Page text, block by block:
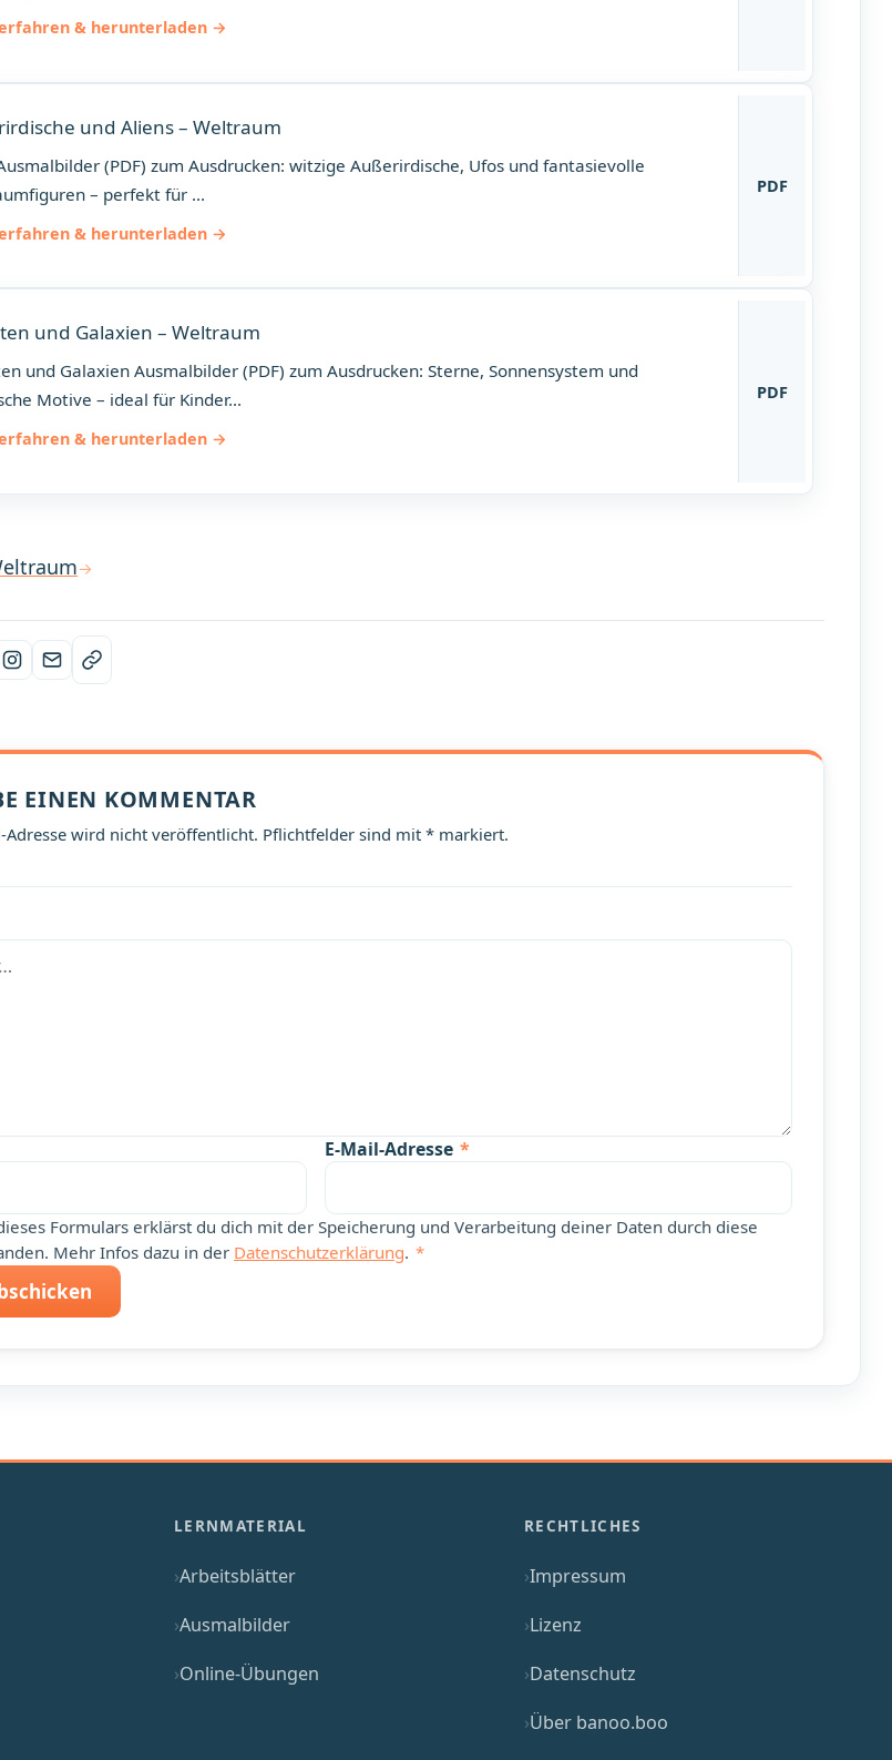
& herunterladen
und Aliens – Weltraum
(PDF) zum Ausdrucken: witzige Außerirdische, Ufos und fantasievolle
– perfekt für ...
& herunterladen
PDF
und Galaxien – Weltraum
und Galaxien Ausmalbilder (PDF) zum Ausdrucken: Sterne, Sonnensystem und
Motive – ideal für Kinder...
& herunterladen
PDF
EINEN KOMMENTAR
Adresse wird nicht veröffentlicht. Pflichtfelder sind mit * markiert.
E-Mail-Adresse *
Formulars erklärst du dich mit der Speicherung und Verarbeitung deiner Daten durch diese
Mehr Infos dazu in der Datenschutzerklärung. *
LERNMATERIAL
Arbeitsblätter
Ausmalbilder
Online-Übungen
RECHTLICHES
Impressum
Lizenz
Datenschutz
Über banoo.boo